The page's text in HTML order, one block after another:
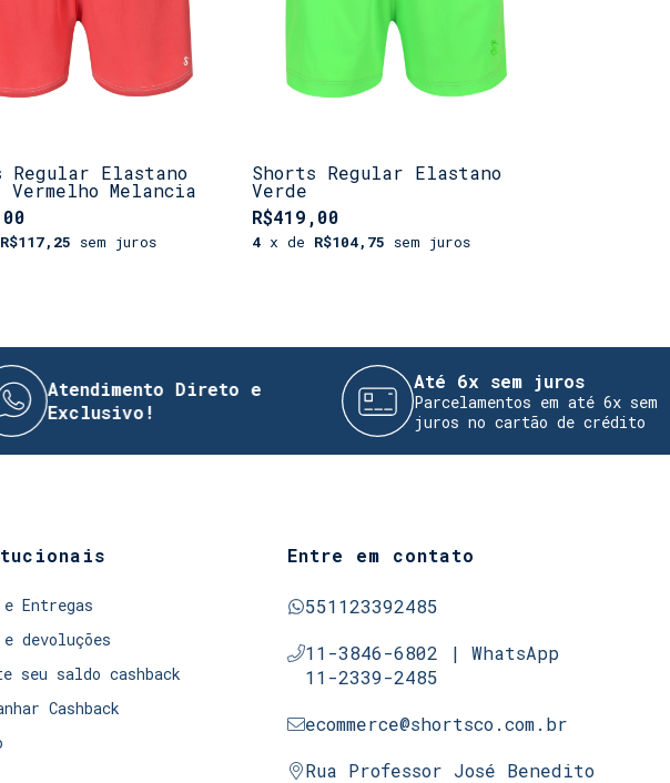
Regular Elastano
Vermelho Melancia
R$117,25 sem juros
Shorts Regular Elastano
Verde
R$419,00
4 x de R$104,75 sem juros
Direto e
Até 6x sem juros
Parcelamentos em até 6x sem
juros no cartão de crédito
Entregas
devoluções
seu saldo cashback
Cashback
Entre em contato
551123392485
11-3846-6802 | WhatsApp
11-2339-2485
ecommerce@shortsco.com.br
Rua Professor José Benedito